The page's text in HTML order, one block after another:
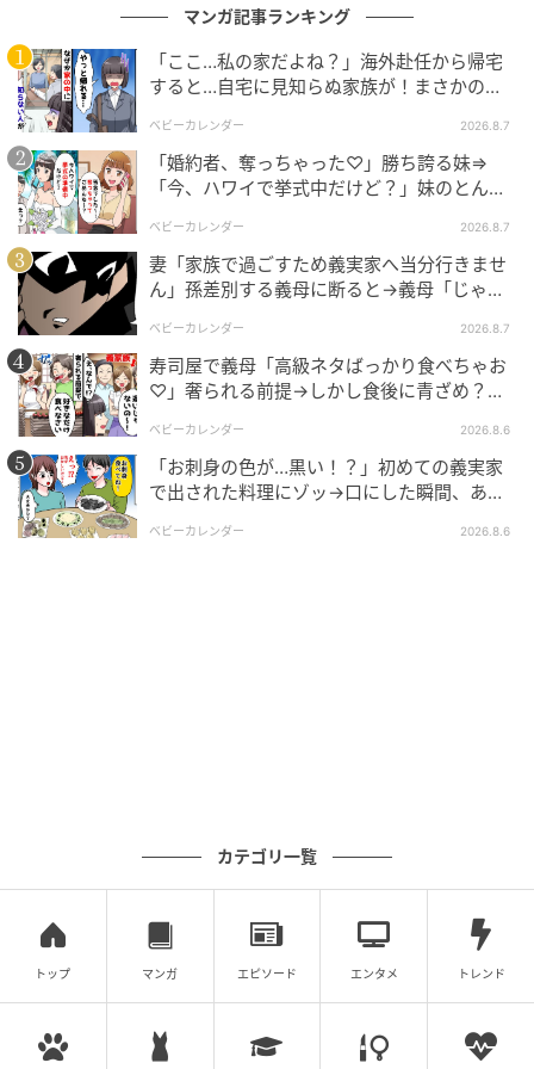
出典：select.mamastar.jp
出典：select.mamastar.jp
ボーナスの明細を確認し、老後や修繕費への備えがで
マンガ記事ランキング
「ここ…私の家だよね？」海外赴任から帰宅
すると…自宅に見知らぬ家族が！まさかの真
ベビーカレンダー 2026.8.7
「婚約者、奪っちゃった♡」勝ち誇る妹⇒
「今、ハワイで挙式中だけど？」妹のとんで
ベビーカレンダー 2026.8.7
妻「家族で過ごすため義実家へ当分行きませ
ん」孫差別する義母に断ると→義母「じゃ
ベビーカレンダー 2026.8.7
寿司屋で義母「高級ネタばっかり食べちゃお
♡」奢られる前提→しかし食後に青ざめ？通
ベビーカレンダー 2026.8.6
「お刺身の色が…黒い！？」初めての義実家
で出された料理にゾッ→口にした瞬間、あ
ベビーカレンダー 2026.8.6
カテゴリ一覧
トップ マンガ エピソード エンタメ トレンド